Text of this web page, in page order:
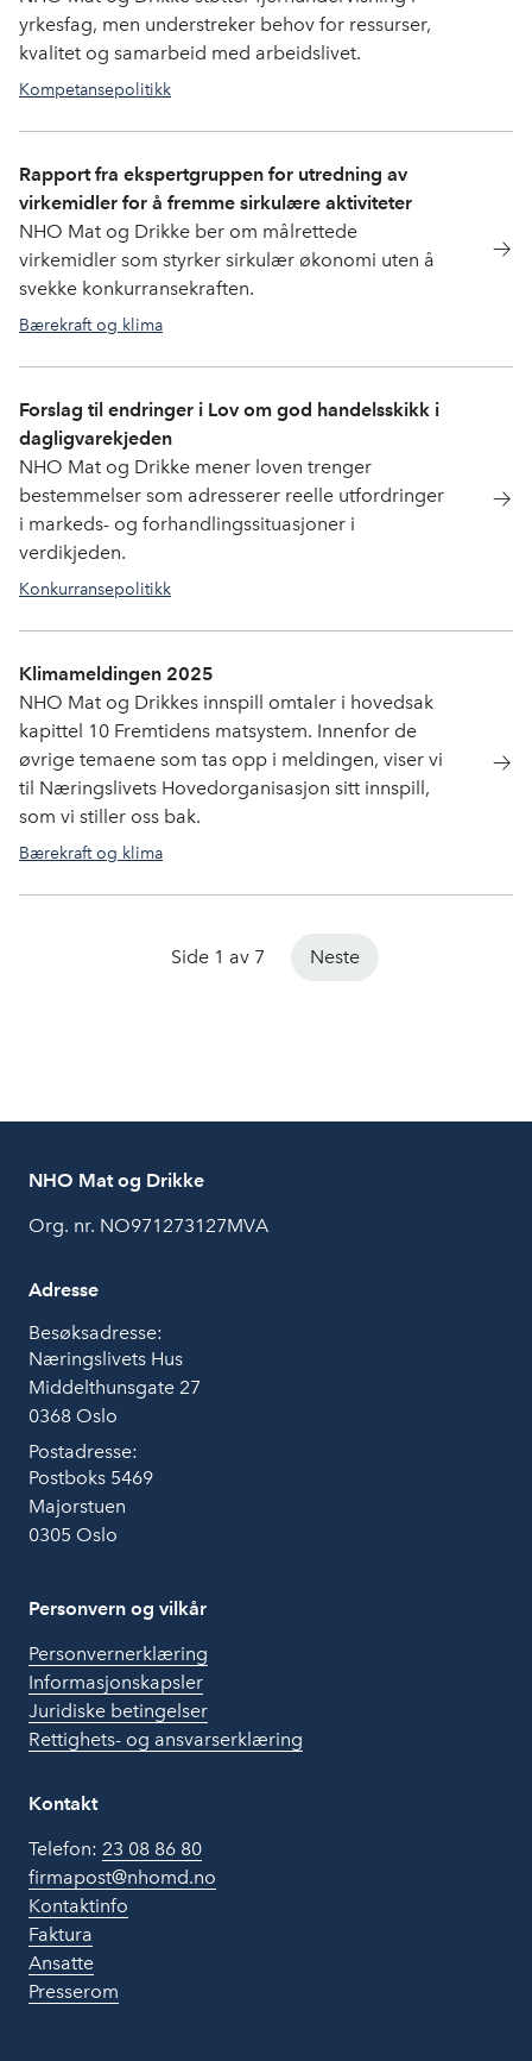
yrkesfag, men understreker behov for ressurser,
kvalitet og samarbeid med arbeidslivet.
Kompetansepolitikk
Rapport fra ekspertgruppen for utredning av
virkemidler for å fremme sirkulære aktiviteter
NHO Mat og Drikke ber om målrettede
virkemidler som styrker sirkulær økonomi uten å
svekke konkurransekraften.
Bærekraft og klima
Forslag til endringer i Lov om god handelsskikk i
dagligvarekjeden
NHO Mat og Drikke mener loven trenger
bestemmelser som adresserer reelle utfordringer
i markeds- og forhandlingssituasjoner i
verdikjeden.
Konkurransepolitikk
Klimameldingen 2025
NHO Mat og Drikkes innspill omtaler i hovedsak
kapittel 10 Fremtidens matsystem. Innenfor de
øvrige temaene som tas opp i meldingen, viser vi
til Næringslivets Hovedorganisasjon sitt innspill,
som vi stiller oss bak.
Bærekraft og klima
Side 1 av 7 Neste
NHO Mat og Drikke
Org. nr. NO971273127MVA
Adresse
Besøksadresse:
Næringslivets Hus
Middelthunsgate 27
0368 Oslo
Postadresse:
Postboks 5469
Majorstuen
0305 Oslo
Personvern og vilkår
Personvernerklæring
Informasjonskapsler
Juridiske betingelser
Rettighets- og ansvarserklæring
Kontakt
Telefon: 23 08 86 80
firmapost@nhomd.no
Kontaktinfo
Faktura
Ansatte
Presserom